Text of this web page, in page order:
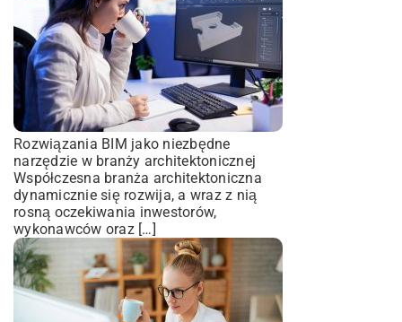
Rozwiązania BIM jako niezbędne
narzędzie w branży architektonicznej
Współczesna branża architektoniczna
dynamicznie się rozwija, a wraz z nią
rosną oczekiwania inwestorów,
wykonawców oraz […]